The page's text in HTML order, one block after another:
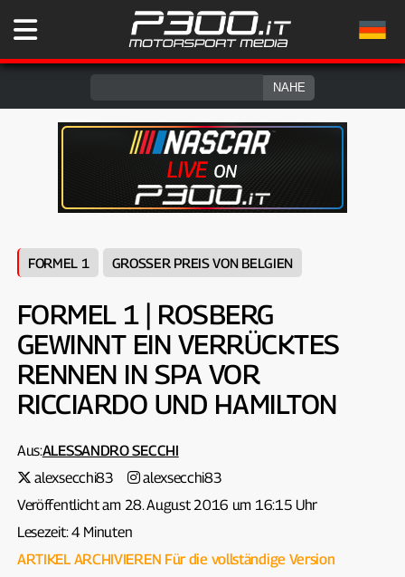
FORMEL 1 GROSSER PREIS VON BELGIEN
FORMEL 1 | ROSBERG
GEWINNT EIN VERRÜCKTES
RENNEN IN SPA VOR
RICCIARDO UND HAMILTON
Aus:ALESSANDRO SECCHI
alexsecchi83
alexsecchi83
Veröffentlicht am 28. August 2016 um 16:15 Uhr
Lesezeit: 4 Minuten
ARTIKEL ARCHIVIEREN Für die vollständige Version